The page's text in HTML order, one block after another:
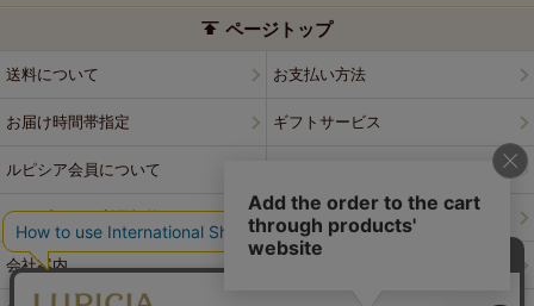
ページトップ
送料について お支払い方法
お届け時間帯指定 ギフトサービス
ルピシア会員について
ウェブサイト利用規約 特定商取引法に基づく表記
会社案内